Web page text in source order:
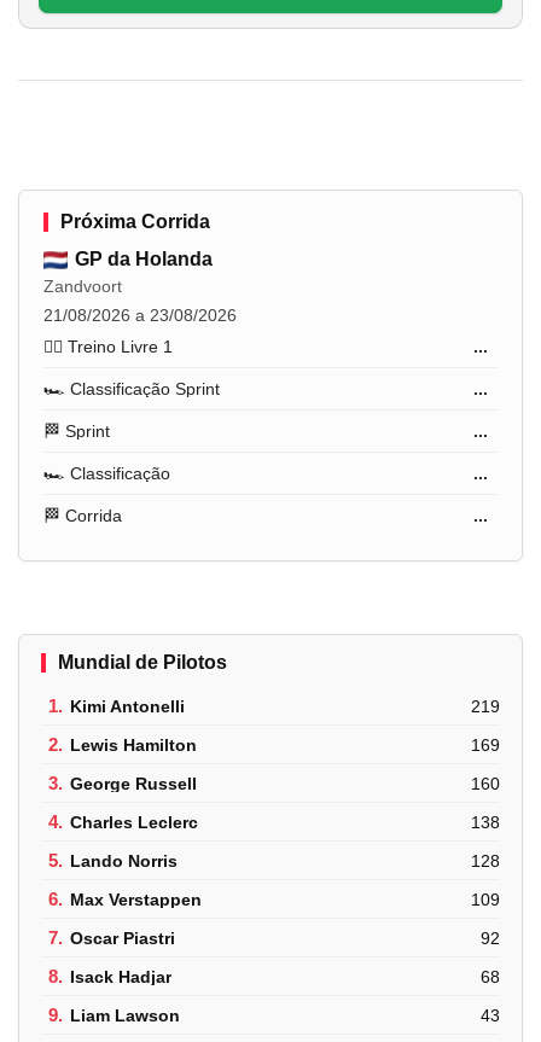
Próxima Corrida
GP da Holanda
Zandvoort
21/08/2026 a 23/08/2026
🏋️‍♂️ Treino Livre 1
...
🏎️ Classificação Sprint ...
🏁 Sprint ...
🏎️ Classificação ...
🏁 Corrida ...
Mundial de Pilotos
1. Kimi Antonelli 219
2. Lewis Hamilton 169
3. George Russell 160
4. Charles Leclerc 138
5. Lando Norris 128
6. Max Verstappen 109
7. Oscar Piastri 92
8. Isack Hadjar 68
9. Liam Lawson 43